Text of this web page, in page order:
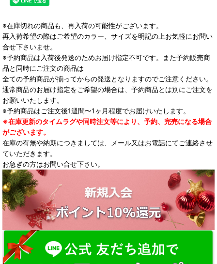
※在庫切れの商品も、再入荷の可能性がございます。
再入荷希望の際はご希望のカラー、サイズを明記の上お気軽にお問い
合せ下さいませ。
※予約商品は入荷後発送のためお届け指定不可です。また予約販売商
品と同時にご注文の商品は
全ての予約商品が揃ってからの発送となりますのでご注意ください。
通常商品のお届け指定をご希望の場合は、予約商品とは別にご注文を
お願いいたします。
※予約商品はご注文後1週間〜1ヶ月程度でお届けいたします。
※在庫更新のタイムラグや同時注文等により、予約、完売になる場合
がございます。
在庫の有無や納期につきましては、メール又はお電話にてご連絡させ
ていただきます。
お急ぎの方はお問い合せ下さい。